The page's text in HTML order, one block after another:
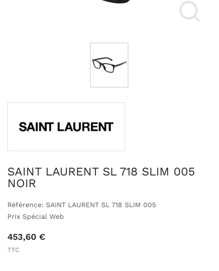
SAINT LAURENT SL 718 SLIM 005
NOIR
Référence: SAINT LAURENT SL 718 SLIM 005
Prix Spécial Web
453,60 €
TTC